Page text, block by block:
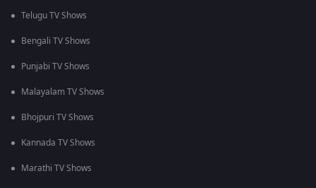
Telugu TV Shows
Bengali TV Shows
Punjabi TV Shows
Malayalam TV Shows
Bhojpuri TV Shows
Kannada TV Shows
Marathi TV Shows